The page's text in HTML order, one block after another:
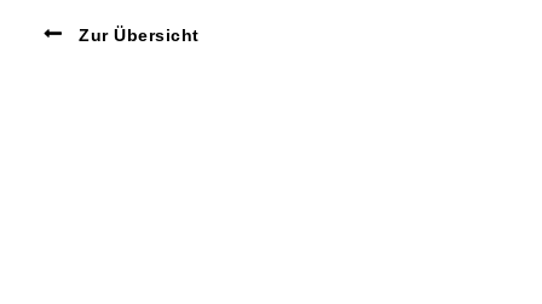
Zur Übersicht